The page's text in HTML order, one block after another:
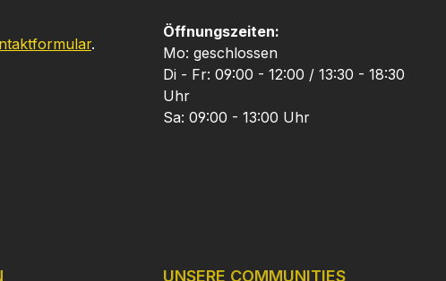
.
Öffnungszeiten:
Mo: geschlossen
Di - Fr: 09:00 - 12:00 / 13:30 - 18:30
Uhr
Sa: 09:00 - 13:00 Uhr
UNSERE COMMUNITIES